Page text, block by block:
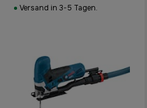
Versand in 3-5 Tagen.